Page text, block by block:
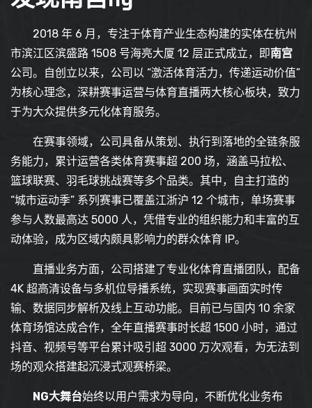
2018 年 6 月，专注于体育产业生态构建的实体在杭州
市滨江区滨盛路 1508 号海亮大厦 12 层正式成立，即南宫
公司。自创立以来，公司以 “激活体育活力，传递运动价值”
为核心理念，深耕赛事运营与体育直播两大核心板块，致力
于为大众提供多元化体育服务。
在赛事领域，公司具备从策划、执行到落地的全链条服
务能力，累计运营各类体育赛事超 200 场，涵盖马拉松、
篮球联赛、羽毛球挑战赛等多个品类。其中，自主打造的
“城市运动季” 系列赛事已覆盖江浙沪 12 个城市，单场赛事
参与人数最高达 5000 人，凭借专业的组织能力和丰富的互
动体验，成为区域内颇具影响力的群众体育 IP。
直播业务方面，公司搭建了专业化体育直播团队，配备
4K 超高清设备与多机位导播系统，实现赛事画面实时传
输、数据同步解析及线上互动功能。目前已与国内 10 余家
体育场馆达成合作，全年直播赛事时长超 1500 小时，通过
抖音、视频号等平台累计吸引超 3000 万次观看，为无法到
场的观众搭建起沉浸式观赛桥梁。
NG大舞台始终以用户需求为导向，不断优化业务布